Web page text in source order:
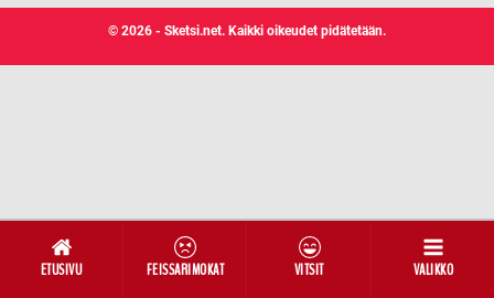
ETUSIVU FEISSARIMOKAT VITSIT VALIKKO
© 2026 - Sketsi.net. Kaikki oikeudet pidätetään.